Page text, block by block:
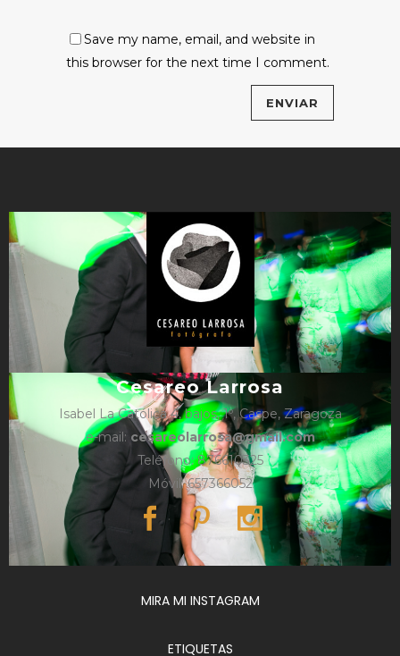
Save my name, email, and website in
this browser for the next time I comment.
Cesareo Larrosa
Isabel La Católica 4, bajos, 1º, Caspe, Zaragoza
e-mail: cesareolarrosa@gmail.com
Teléfono: 876610325
Móvil: 657366052
MIRA MI INSTAGRAM
ETIQUETAS